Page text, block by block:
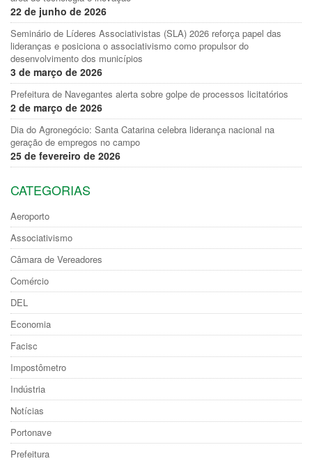
22 de junho de 2026
Seminário de Líderes Associativistas (SLA) 2026 reforça papel das
lideranças e posiciona o associativismo como propulsor do
desenvolvimento dos municípios
3 de março de 2026
Prefeitura de Navegantes alerta sobre golpe de processos licitatórios
2 de março de 2026
Dia do Agronegócio: Santa Catarina celebra liderança nacional na
geração de empregos no campo
25 de fevereiro de 2026
CATEGORIAS
Aeroporto
Associativismo
Câmara de Vereadores
Comércio
DEL
Economia
Facisc
Impostômetro
Indústria
Notícias
Portonave
Prefeitura